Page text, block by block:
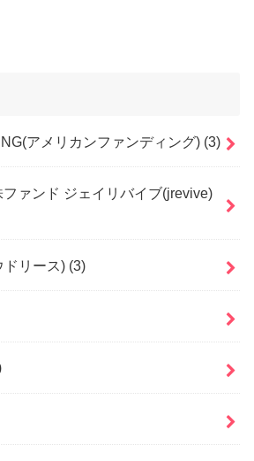
アメリカンファンディング) (3)
ァンド ジェイリバイブ(jrevive)
ドリース) (3)